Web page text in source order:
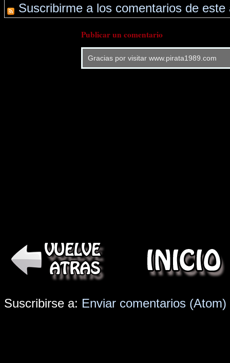
Suscribirme a los comentarios de este
Publicar un comentario
Gracias por visitar www.pirata1989.com
Suscribirse a: Enviar comentarios (Atom)